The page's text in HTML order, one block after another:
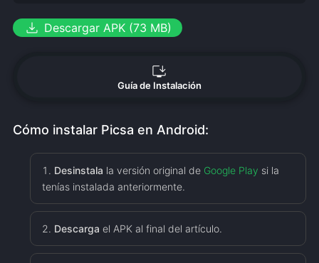
download Descargar APK (73 MB)
install_desktop
Guía de Instalación
Cómo instalar Picsa en Android:
Desinstala la versión original de Google Play si la
tenías instalada anteriormente.
Descarga el APK al final del artículo.